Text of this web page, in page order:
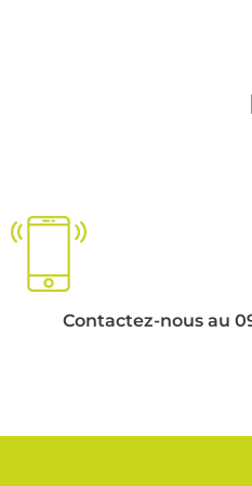
Contactez-nous au 09